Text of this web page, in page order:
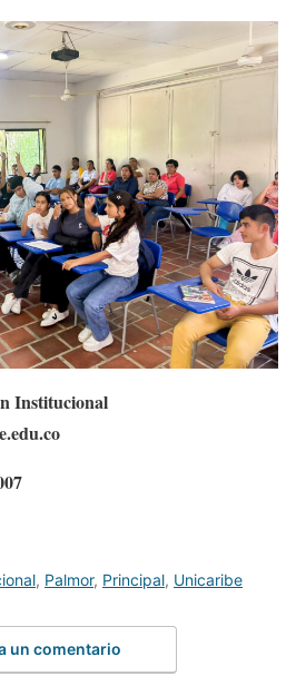
Institucional
, Palmor, Principal, Unicaribe
un comentario